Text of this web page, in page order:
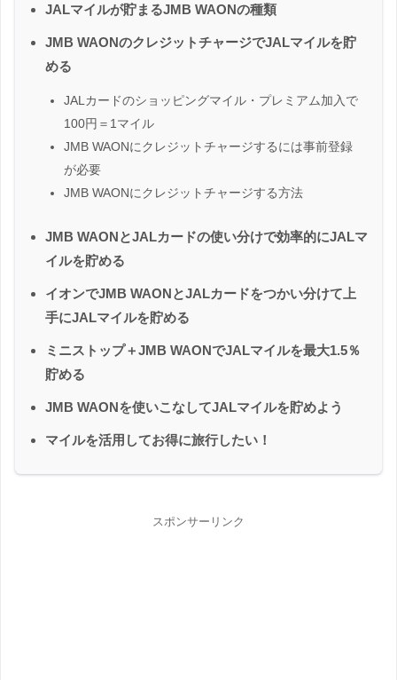
JALマイルが貯まるJMB WAONの種類
JMB WAONのクレジットチャージでJALマイルを貯
める
JALカードのショッピングマイル・プレミアム加入で
100円＝1マイル
JMB WAONにクレジットチャージするには事前登録
が必要
JMB WAONにクレジットチャージする方法
JMB WAONとJALカードの使い分けで効率的にJALマ
イルを貯める
イオンでJMB WAONとJALカードをつかい分けて上
手にJALマイルを貯める
ミニストップ＋JMB WAONでJALマイルを最大1.5％
貯める
JMB WAONを使いこなしてJALマイルを貯めよう
マイルを活用してお得に旅行したい！
スポンサーリンク